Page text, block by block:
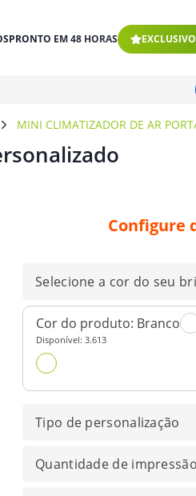
PRONTO EM 48 HORAS
MINI CLIMATIZADOR DE AR
Configure
Selecione a cor do seu
Cor do produto: Branco
Disponível: 3.613
Tipo de personalização
Quantidade de impressão